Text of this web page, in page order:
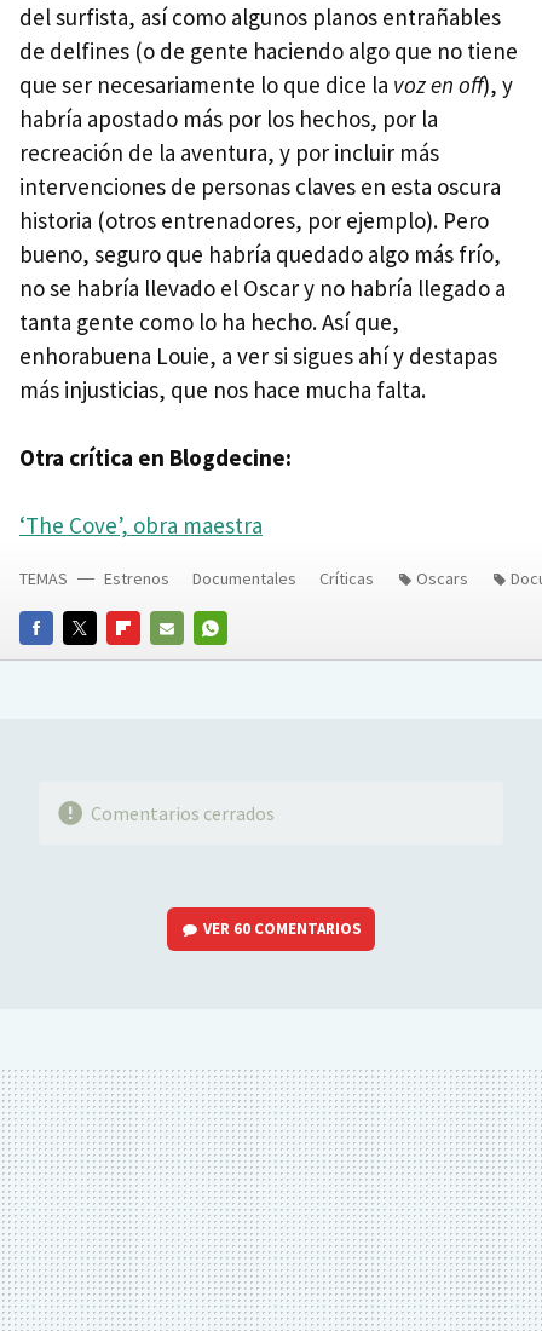
del surfista, así como algunos planos entrañables
de delfines (o de gente haciendo algo que no tiene
que ser necesariamente lo que dice la voz en off), y
habría apostado más por los hechos, por la
recreación de la aventura, y por incluir más
intervenciones de personas claves en esta oscura
historia (otros entrenadores, por ejemplo). Pero
bueno, seguro que habría quedado algo más frío,
no se habría llevado el Oscar y no habría llegado a
tanta gente como lo ha hecho. Así que,
enhorabuena Louie, a ver si sigues ahí y destapas
más injusticias, que nos hace mucha falta.
Otra crítica en Blogdecine:
‘The Cove’, obra maestra
FACEBOOKTWITTERFLIPBOARD
E-
WHATSAPP
TEMAS Estrenos Documentales Críticas Oscars
Comentarios cerrados
VER 60 COMENTARIOS